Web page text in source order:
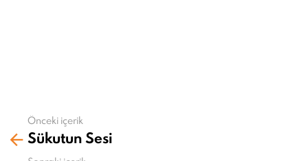
Daha
fazla
Önceki içerik
Sükutun Sesi